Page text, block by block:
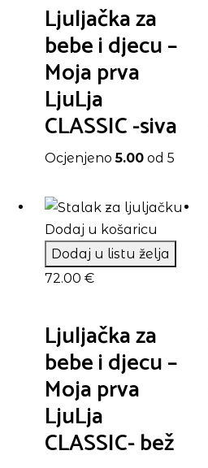
Ljuljačka za
bebe i djecu –
Moja prva
LjuLja
CLASSIC -siva
Ocjenjeno5.00 od 5
Dodaj u košaricu
Dodaj u listu želja
72.00 €
Ljuljačka za
bebe i djecu –
Moja prva
LjuLja
CLASSIC- bež